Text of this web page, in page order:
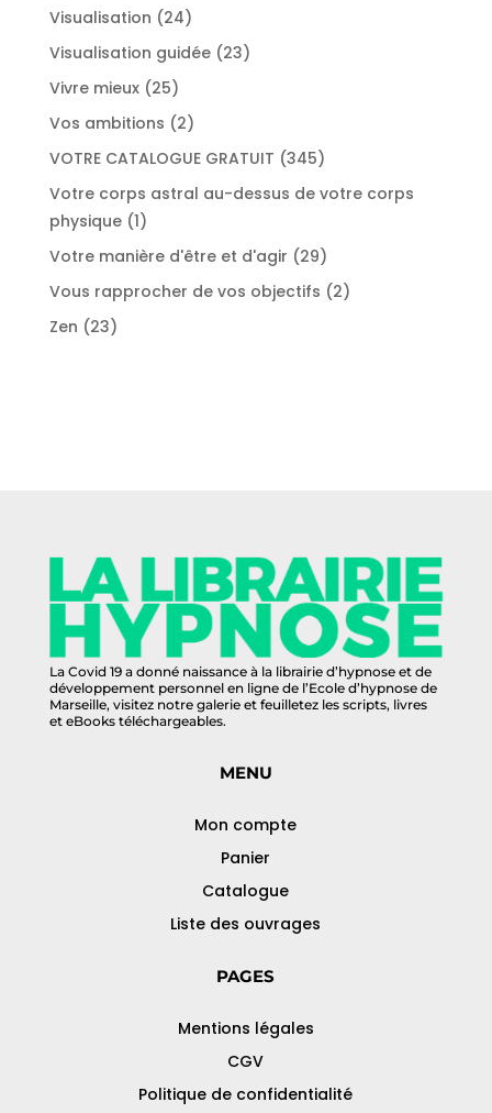
Visualisation 2424
produits
Visualisation guidée 2323
Vivre mieux 2525
produits
Vos ambitions 22
produits
VOTRE CATALOGUE GRATUIT 345345
produits
Votre corps astral au-dessus de votre corps
physique 11
produit
Votre manière d'être et d'agir 2929
produits
Vous rapprocher de vos objectifs 22
Zen 2323
La Covid 19 a donné naissance à la librairie d’hypnose et de
développement personnel en ligne de l’Ecole d’hypnose de
Marseille, visitez notre galerie et feuilletez les scripts, livres
et eBooks téléchargeables.
MENU
Mon compte
Panier
Catalogue
Liste des ouvrages
PAGES
Mentions légales
CGV
Politique de confidentialité